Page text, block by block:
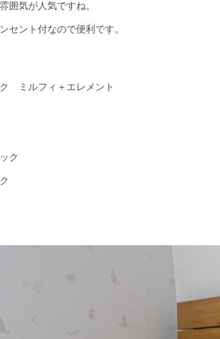
囲気が人気ですね。
セント付なので便利です。
ミルフィ＋エレメント
ク